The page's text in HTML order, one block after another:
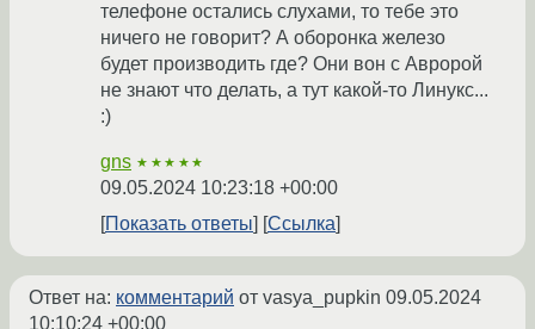
телефоне остались слухами, то тебе это
ничего не говорит? А оборонка железо
будет производить где? Они вон с Авророй
не знают что делать, а тут какой-то Линукс...
:)
gns ★★★★★
09.05.2024 10:23:18 +00:00
Показать ответы
Ссылка
Ответ на: комментарий от vasya_pupkin 09.05.2024
10:10:24 +00:00